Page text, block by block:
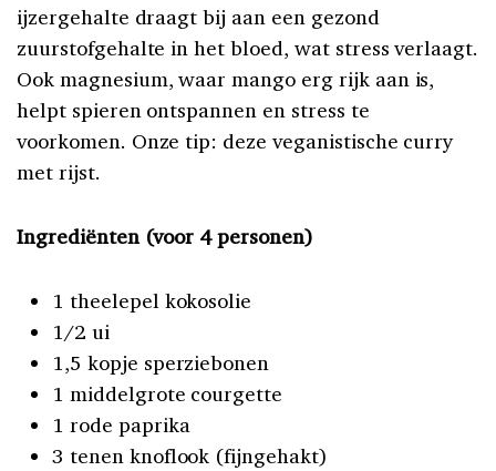
ijzergehalte draagt bij aan een gezond
zuurstofgehalte in het bloed, wat stress verlaagt.
Ook magnesium, waar mango erg rijk aan is,
helpt spieren ontspannen en stress te
voorkomen. Onze tip: deze veganistische curry
met rijst.
Ingrediënten (voor 4 personen)
1 theelepel kokosolie
1/2 ui
1,5 kopje sperziebonen
1 middelgrote courgette
1 rode paprika
3 tenen knoflook (fijngehakt)